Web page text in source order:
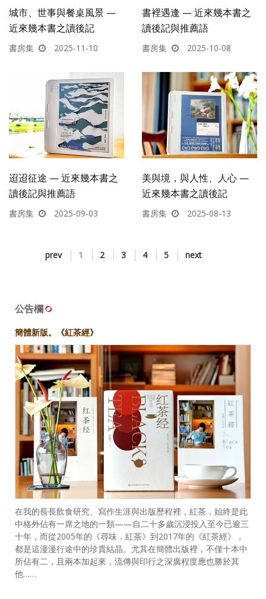
城市、世事與餐桌風景 —
近來幾本書之讀後記
書房集 2025-11-10
書裡遇逢 — 近來幾本書之
讀後記與推薦語
書房集 2025-10-08
迢迢征途 — 近來幾本書之
讀後記與推薦語
書房集 2025-09-03
美與境，與人性、人心 —
近來幾本書之讀後記
書房集 2025-08-13
prev 1 2 3 4 5 next
公告欄
簡體新版。《紅茶經》
在我的長長飲食研究、寫作生涯與出版歷程裡，紅茶，始終是此
中格外佔有一席之地的一類——自二十多歲沉浸投入至今已逾三
十年，而從2005年的《尋味．紅茶》到2017年的《紅茶經》，
都是這漫漫行途中的珍貴結晶。尤其在簡體出版裡，不僅十本中
所佔有二，且兩本加起來，流傳與印行之深廣程度應也勝於其
他……